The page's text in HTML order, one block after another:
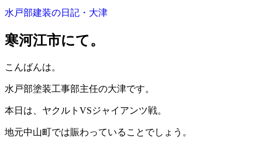
水戸部建装の日記・大津
寒河江市にて。
こんばんは。
水戸部塗装工事部主任の大津です。
本日は、ヤクルトVSジャイアンツ戦。
地元中山町では賑わっていることでしょう。